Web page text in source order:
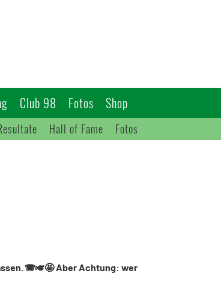
Club 98 Fotos Shop
Hall of Fame Fotos
🪗🎺🤩 Aber Achtung: wer